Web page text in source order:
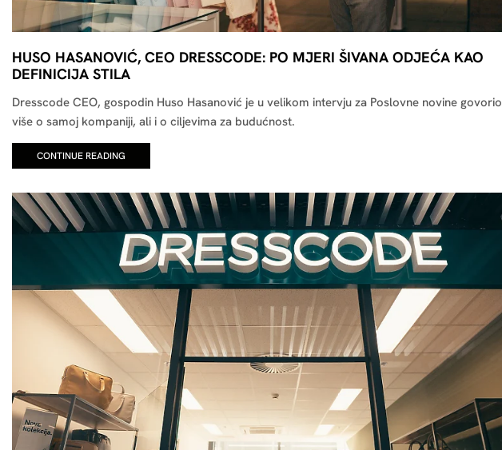
HUSO HASANOVIĆ, CEO DRESSCODE: PO MJERI ŠIVANA ODJEĆA KAO
DEFINICIJA STILA
Dresscode CEO, gospodin Huso Hasanović je u velikom intervju za Poslovne novine govorio
više o samoj kompaniji, ali i o ciljevima za budućnost.
CONTINUE READING